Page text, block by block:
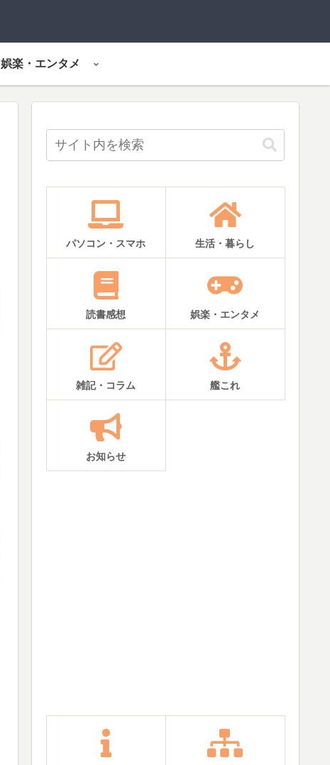
娯楽・エンタメ
パソコン・スマホ 生活・暮らし
読書感想 娯楽・エンタメ
雑記・コラム 艦これ
お知らせ